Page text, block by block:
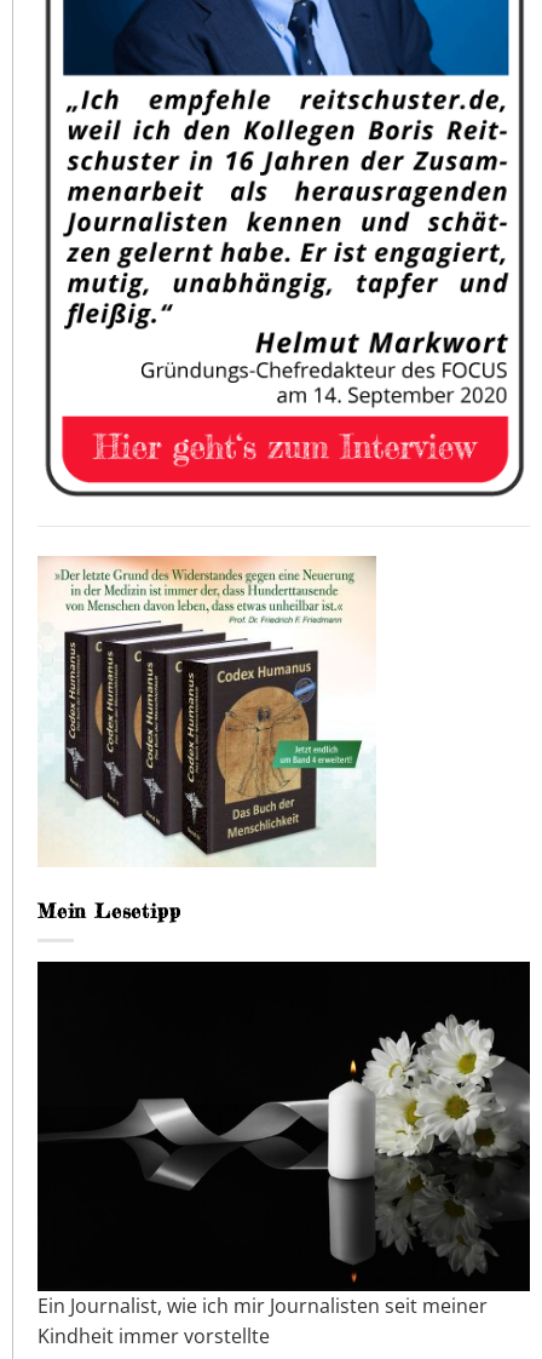
Mein Lesetipp
Ein Journalist, wie ich mir Journalisten seit meiner
Kindheit immer vorstellte